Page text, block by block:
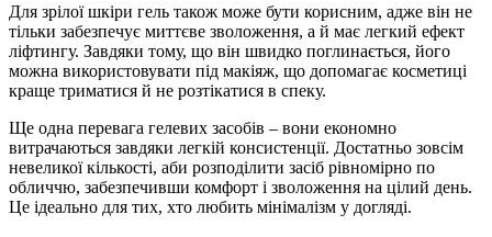
Для зрілої шкіри гель також може бути корисним, адже він не
тільки забезпечує миттєве зволоження, а й має легкий ефект
ліфтингу. Завдяки тому, що він швидко поглинається, його
можна використовувати під макіяж, що допомагає косметиці
краще триматися й не розтікатися в спеку.
Ще одна перевага гелевих засобів – вони економно
витрачаються завдяки легкій консистенції. Достатньо зовсім
невеликої кількості, аби розподілити засіб рівномірно по
обличчю, забезпечивши комфорт і зволоження на цілий день.
Це ідеально для тих, хто любить мінімалізм у догляді.